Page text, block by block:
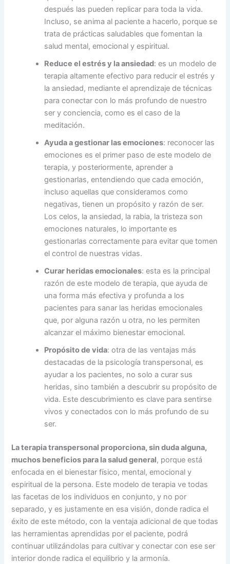
después las pueden replicar para toda la vida.
Incluso, se anima al paciente a hacerlo, porque se
trata de prácticas saludables que fomentan la
salud mental, emocional y espiritual.
Reduce el estrés y la ansiedad: es un modelo de
terapia altamente efectivo para reducir el estrés y
la ansiedad, mediante el aprendizaje de técnicas
para conectar con lo más profundo de nuestro
ser y conciencia, como es el caso de la
meditación.
Ayuda a gestionar las emociones: reconocer las
emociones es el primer paso de este modelo de
terapia, y posteriormente, aprender a
gestionarlas, entendiendo que cada emoción,
incluso aquellas que consideramos como
negativas, tienen un propósito y razón de ser.
Los celos, la ansiedad, la rabia, la tristeza son
emociones naturales, lo importante es
gestionarlas correctamente para evitar que tomen
el control de nuestras vidas.
Curar heridas emocionales: esta es la principal
razón de este modelo de terapia, que ayuda de
una forma más efectiva y profunda a los
pacientes para sanar las heridas emocionales
que, por alguna razón u otra, no les permiten
alcanzar el máximo bienestar emocional.
Propósito de vida: otra de las ventajas más
destacadas de la psicología transpersonal, es
ayudar a los pacientes, no solo a curar sus
heridas, sino también a descubrir su propósito de
vida. Este descubrimiento es clave para sentirse
vivos y conectados con lo más profundo de su
ser.
La terapia transpersonal proporciona, sin duda alguna,
muchos beneficios para la salud general, porque está
enfocada en el bienestar físico, mental, emocional y
espiritual de la persona. Este modelo de terapia ve todas
las facetas de los individuos en conjunto, y no por
separado, y es justamente en esa visión, donde radica el
éxito de este método, con la ventaja adicional de que todas
las herramientas aprendidas por el paciente, podrá
continuar utilizándolas para cultivar y conectar con ese ser
interior donde radica el equilibrio y la armonía.